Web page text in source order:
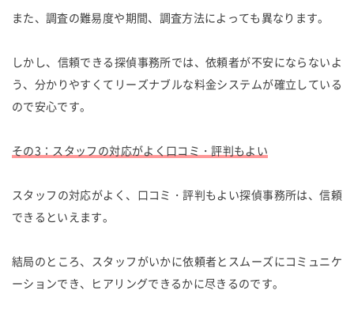
また、調査の難易度や期間、調査方法によっても異なります。
しかし、信頼できる探偵事務所では、依頼者が不安にならないよ
う、分かりやすくてリーズナブルな料金システムが確立している
ので安心です。
その3：スタッフの対応がよく口コミ・評判もよい
スタッフの対応がよく、口コミ・評判もよい探偵事務所は、信頼
できるといえます。
結局のところ、スタッフがいかに依頼者とスムーズにコミュニケ
ーションでき、ヒアリングできるかに尽きるのです。